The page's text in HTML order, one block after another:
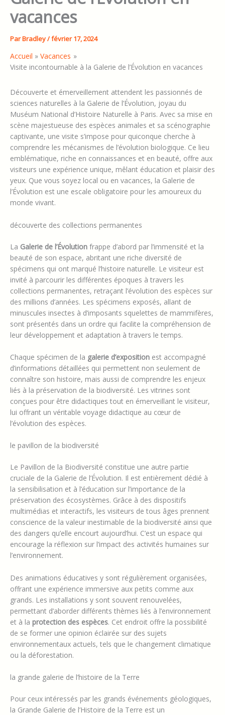
vacances
ParBradley/février 17, 2024
Accueil
Vacances
Visite incontournable à la Galerie de l’Évolution en vacances
Découverte et émerveillement attendent les passionnés de
sciences naturelles à la Galerie de l’Évolution, joyau du
Muséum National d’Histoire Naturelle à Paris. Avec sa mise en
scène majestueuse des espèces animales et sa scénographie
captivante, une visite s’impose pour quiconque cherche à
comprendre les mécanismes de l’évolution biologique. Ce lieu
emblématique, riche en connaissances et en beauté, offre aux
visiteurs une expérience unique, mêlant éducation et plaisir des
yeux. Que vous soyez local ou en vacances, la Galerie de
l’Évolution est une escale obligatoire pour les amoureux du
monde vivant.
découverte des collections permanentes
La Galerie de l’Évolution frappe d’abord par l’immensité et la
beauté de son espace, abritant une riche diversité de
spécimens qui ont marqué l’histoire naturelle. Le visiteur est
invité à parcourir les différentes époques à travers les
collections permanentes, retraçant l’évolution des espèces sur
des millions d’années. Les spécimens exposés, allant de
minuscules insectes à d’imposants squelettes de mammifères,
sont présentés dans un ordre qui facilite la compréhension de
leur développement et adaptation à travers le temps.
Chaque spécimen de la galerie d’exposition est accompagné
d’informations détaillées qui permettent non seulement de
connaître son histoire, mais aussi de comprendre les enjeux
liés à la préservation de la biodiversité. Les vitrines sont
conçues pour être didactiques tout en émerveillant le visiteur,
lui offrant un véritable voyage didactique au cœur de
l’évolution des espèces.
le pavillon de la biodiversité
Le Pavillon de la Biodiversité constitue une autre partie
cruciale de la Galerie de l’Évolution. Il est entièrement dédié à
la sensibilisation et à l’éducation sur l’importance de la
préservation des écosystèmes. Grâce à des dispositifs
multimédias et interactifs, les visiteurs de tous âges prennent
conscience de la valeur inestimable de la biodiversité ainsi que
des dangers qu’elle encourt aujourd’hui. C’est un espace qui
encourage la réflexion sur l’impact des activités humaines sur
l’environnement.
Des animations éducatives y sont régulièrement organisées,
offrant une expérience immersive aux petits comme aux
grands. Les installations y sont souvent renouvelées,
permettant d’aborder différents thèmes liés à l’environnement
et à la protection des espèces. Cet endroit offre la possibilité
de se former une opinion éclairée sur des sujets
environnementaux actuels, tels que le changement climatique
ou la déforestation.
la grande galerie de l’histoire de la Terre
Pour ceux intéressés par les grands événements géologiques,
la Grande Galerie de l’Histoire de la Terre est un